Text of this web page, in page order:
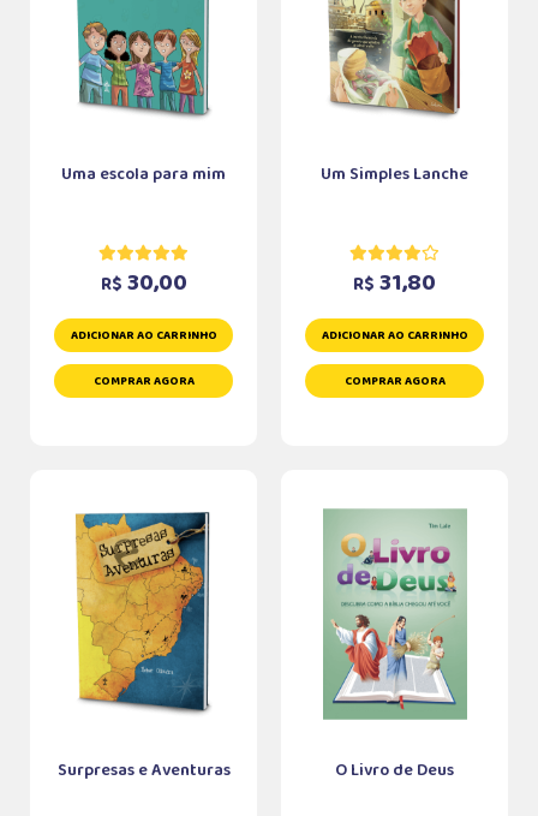
Uma escola para mim
R$ 30,00
ADICIONAR AO CARRINHO
COMPRAR AGORA
Um Simples Lanche
R$ 31,80
ADICIONAR AO CARRINHO
COMPRAR AGORA
Surpresas e Aventuras O Livro de Deus